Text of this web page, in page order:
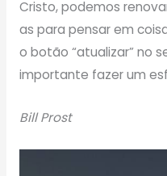
Cristo, podemos
as para pensar em
o botão “atualizar” no
importante fazer um
Bill Prost